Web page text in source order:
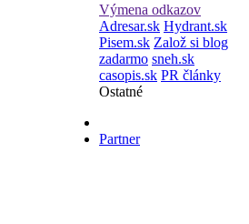
Výmena odkazov
Adresar.sk Hydrant.sk
Pisem.sk Založ si blog
zadarmo sneh.sk
casopis.sk PR články
Ostatné
Partner